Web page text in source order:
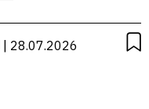
| 28.07.2026